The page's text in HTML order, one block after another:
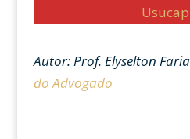
Autor: Prof. Elyselton
do Advogado